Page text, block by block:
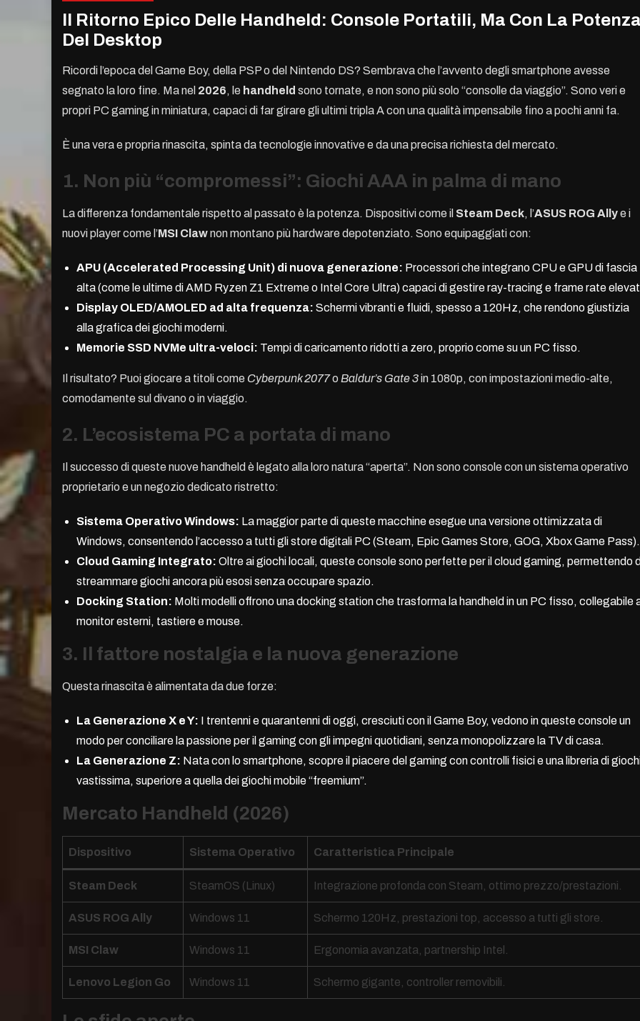
Il Ritorno Epico Delle Handheld: Console Portatili, Ma Con La
Del Desktop
Ricordi l’epoca del Game Boy, della PSP o del Nintendo DS? Sembrava che l’avvento degli smartphone avesse
segnato la loro fine. Ma nel 2026, le handheld sono tornate, e non sono più solo “consolle da viaggio”. Sono veri e
propri PC gaming in miniatura, capaci di far girare gli ultimi tripla A con una qualità impensabile fino a pochi anni fa.
È una vera e propria rinascita, spinta da tecnologie innovative e da una precisa richiesta del mercato.
1. Non più “compromessi”: Giochi AAA in palma di mano
La differenza fondamentale rispetto al passato è la potenza. Dispositivi come il Steam Deck, l’ASUS ROG Allye i
nuovi player come l’MSI Clawnon montano più hardware depotenziato. Sono equipaggiati con:
APU (Accelerated Processing Unit) di nuova generazione: Processori che integrano CPU e GPU di fascia
alta (come le ultime di AMD Ryzen Z1 Extreme o Intel Core Ultra) capaci di gestire ray-tracing e frame rate
Display OLED/AMOLED ad alta frequenza: Schermi vibranti e fluidi, spesso a 120Hz, che rendono giustizia
alla grafica dei giochi moderni.
Memorie SSD NVMe ultra-veloci: Tempi di caricamento ridotti a zero, proprio come su un PC fisso.
Il risultato? Puoi giocare a titoli come Cyberpunk 2077o Baldur’s Gate 3in 1080p, con impostazioni medio-alte,
comodamente sul divano o in viaggio.
2. L’ecosistema PC a portata di mano
Il successo di queste nuove handheld è legato alla loro natura “aperta”. Non sono console con un sistema operativo
proprietario e un negozio dedicato ristretto:
Sistema Operativo Windows: La maggior parte di queste macchine esegue una versione ottimizzata di
Windows, consentendo l’accesso a tutti gli store digitali PC (Steam, Epic Games Store, GOG, Xbox Game Pass).
Cloud Gaming Integrato: Oltre ai giochi locali, queste console sono perfette per il cloud gaming, permettendo
streammare giochi ancora più esosi senza occupare spazio.
Docking Station: Molti modelli offrono una docking station che trasforma la handheld in un PC fisso, collegabile
monitor esterni, tastiere e mouse.
3. Il fattore nostalgia e la nuova generazione
Questa rinascita è alimentata da due forze:
La Generazione X e Y: I trentenni e quarantenni di oggi, cresciuti con il Game Boy, vedono in queste console un
modo per conciliare la passione per il gaming con gli impegni quotidiani, senza monopolizzare la TV di casa.
La Generazione Z: Nata con lo smartphone, scopre il piacere del gaming con controlli fisici e una libreria di
vastissima, superiore a quella dei giochi mobile “freemium”.
Mercato Handheld (2026)
Dispositivo Sistema Operativo Caratteristica Principale
Steam Deck SteamOS (Linux) Integrazione profonda con Steam, ottimo prezzo/prestazioni.
ASUS ROG Ally Windows 11 Schermo 120Hz, prestazioni top, accesso a tutti gli store.
MSI Claw Windows 11 Ergonomia avanzata, partnership Intel.
Lenovo Legion Go Windows 11 Schermo gigante, controller removibili.